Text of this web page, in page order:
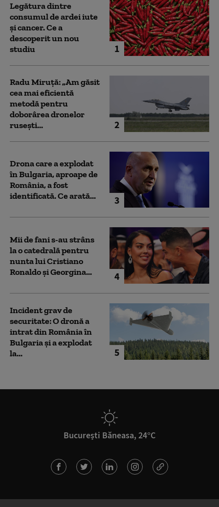
1
Legătura dintre
consumul de ardei iute
și cancer. Ce a
descoperit un nou
studiu
2
Radu Miruță: „Am găsit
cea mai eficientă
metodă pentru
doborârea dronelor
rusești...
3
Drona care a explodat
în Bulgaria, aproape de
România, a fost
identificată. Ce arată...
4
Mii de fani s-au strâns
la o catedrală pentru
nunta lui Cristiano
Ronaldo şi Georgina...
5
Incident grav de
securitate: O dronă a
intrat din România în
Bulgaria şi a explodat
la...
București Băneasa, 24°C